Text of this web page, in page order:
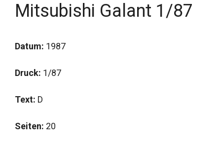
Mitsubishi Galant 1/87
Datum: 1987
Druck: 1/87
Text: D
Seiten: 20